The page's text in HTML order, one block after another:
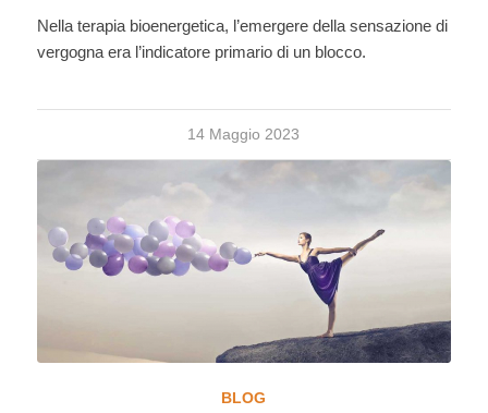
Nella terapia bioenergetica, l’emergere della sensazione di
vergogna era l’indicatore primario di un blocco.
14 Maggio 2023
BLOG